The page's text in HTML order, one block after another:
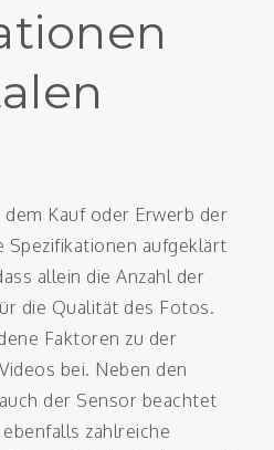
Kauf oder Erwerb der
Spezifikationen aufgeklärt
allein die Anzahl der
die Qualität des Fotos.
Faktoren zu der
bei. Neben den
der Sensor beachtet
zahlreiche